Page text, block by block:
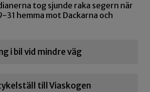
tog sjunde raka segern när
31 hemma mot Dackarna och
i bil vid mindre väg
till Viaskogen